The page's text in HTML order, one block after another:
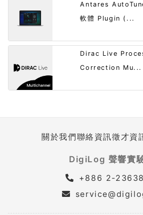
Antares
軟體 Plugin (...
Dirac Live
Correction Mu...
關於我們聯絡資訊徵才資
DigiLog 聲響實
+886 2-